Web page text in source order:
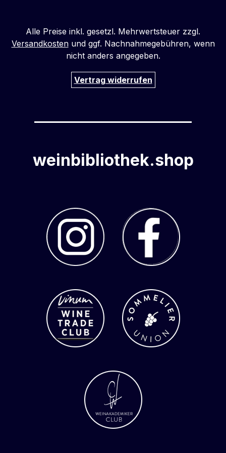
Gastronomiekunden)
Alle Preise inkl. gesetzl. Mehrwertsteuer zzgl.
Versandkostenund ggf. Nachnahmegebühren, wenn
nicht anders angegeben.
Vertrag widerrufen
weinbibliothek.shop